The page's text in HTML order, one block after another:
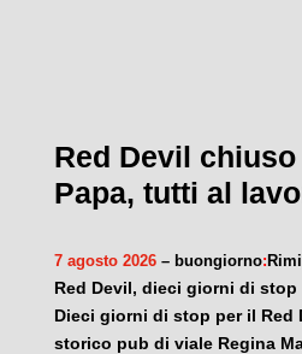
Red Devil chiuso
Papa, tutti al
7 agosto 2026– buongiorno:
Red Devil, dieci giorni di stop
Dieci giorni di stop per il Red
storico pub di viale Regina